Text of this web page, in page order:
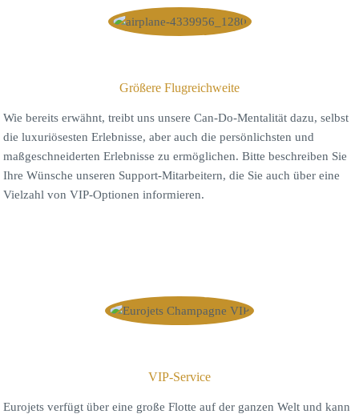
Größere Flugreichweite
Wie bereits erwähnt, treibt uns unsere Can-Do-Mentalität dazu, selbst
die luxuriösesten Erlebnisse, aber auch die persönlichsten und
maßgeschneiderten Erlebnisse zu ermöglichen. Bitte beschreiben Sie
Ihre Wünsche unseren Support-Mitarbeitern, die Sie auch über eine
Vielzahl von VIP-Optionen informieren.
VIP-Service
Eurojets verfügt über eine große Flotte auf der ganzen Welt und kann